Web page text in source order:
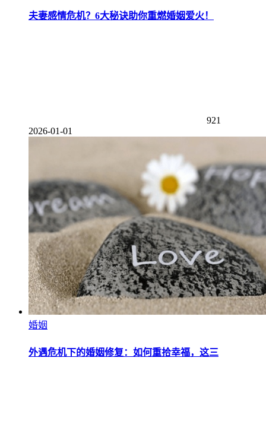
夫妻感情危机？6大秘诀助你重燃婚姻爱火！
921
2026-01-01
婚姻
外遇危机下的婚姻修复：如何重拾幸福，这三